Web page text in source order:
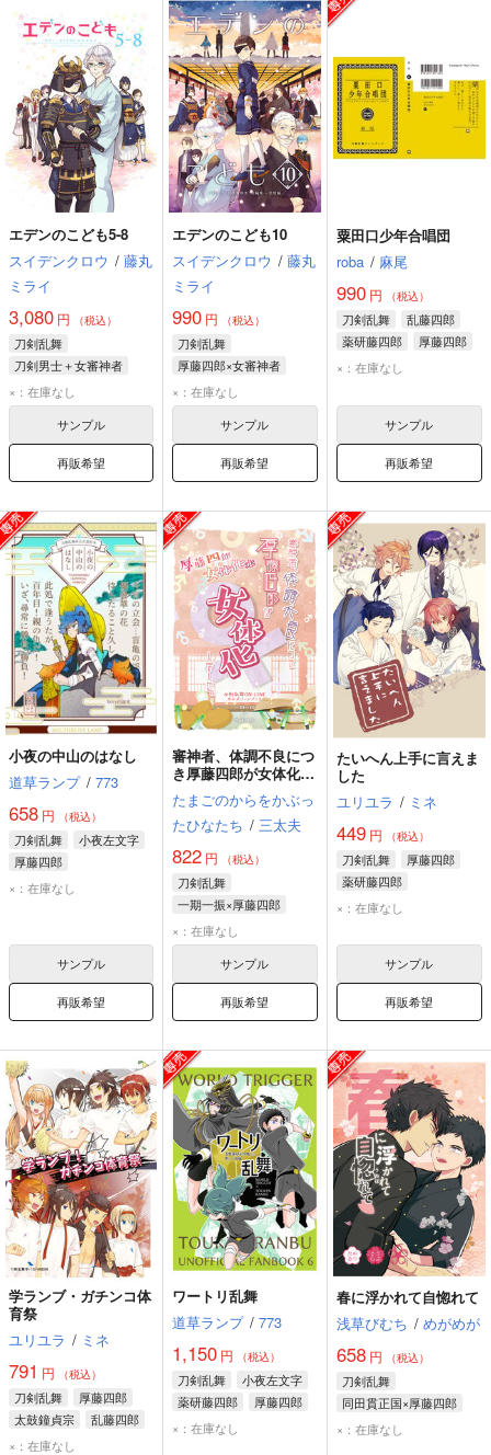
エデンのこども5-8
スイデンクロウ / 藤丸
ミライ
3,080 円 （税込）
刀剣乱舞
刀剣男士＋女審神者
女審神者
×：在庫なし
サンプル
再販希望
エデンのこども10
スイデンクロウ / 藤丸
ミライ
990 円 （税込）
刀剣乱舞
厚藤四郎×女審神者
厚藤四郎
×：在庫なし
サンプル
再販希望
粟田口少年合唱団
roba / 麻尾
990円 （税込）
刀剣乱舞
乱藤四郎
薬研藤四郎
厚藤四郎
×：在庫なし
サンプル
再販希望
小夜の中山のはなし
道草ランプ / 773
658 円 （税込）
刀剣乱舞
小夜左文字
厚藤四郎
×：在庫なし
サンプル
再販希望
審神者、体調不良につ
き厚藤四郎が女体化し
ました。
たまごのからをかぶっ
たひなたち / 三太夫
822 円 （税込）
刀剣乱舞
一期一振×厚藤四郎
厚藤四郎
×：在庫なし
サンプル
再販希望
たいへん上手に言えま
した
ユリユラ / ミネ
449円 （税込）
刀剣乱舞
厚藤四郎
薬研藤四郎
信濃藤四郎
×：在庫なし
サンプル
再販希望
学ランブ・ガチンコ体
育祭
ユリユラ / ミネ
791 円 （税込）
刀剣乱舞
厚藤四郎
太鼓鐘貞宗
乱藤四郎
×：在庫なし
ワートリ乱舞
道草ランプ / 773
1,150 円 （税込）
刀剣乱舞
小夜左文字
薬研藤四郎
厚藤四郎
×：在庫なし
春に浮かれて自惚れて
浅草びむち / めがめが
658円 （税込）
刀剣乱舞
同田貫正国×厚藤四郎
同田貫正国
×：在庫なし